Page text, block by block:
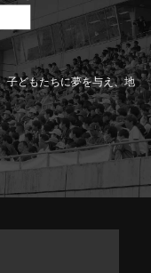
子どもたちに夢を与え、地